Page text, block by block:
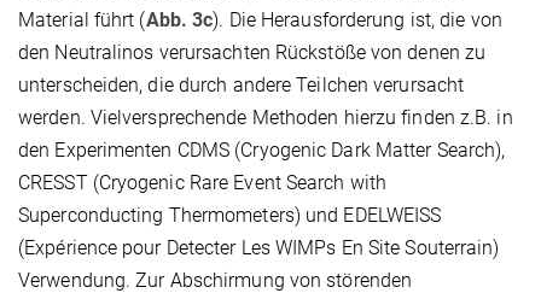
Material führt (Abb. 3c). Die Herausforderung ist, die von
den Neutralinos verursachten Rückstöße von denen zu
unterscheiden, die durch andere Teilchen verursacht
werden. Vielversprechende Methoden hierzu finden z.B. in
den Experimenten CDMS (Cryogenic Dark Matter Search),
CRESST (Cryogenic Rare Event Search with
Superconducting Thermometers) und EDELWEISS
(Expérience pour Detecter Les WIMPs En Site Souterrain)
Verwendung. Zur Abschirmung von störenden